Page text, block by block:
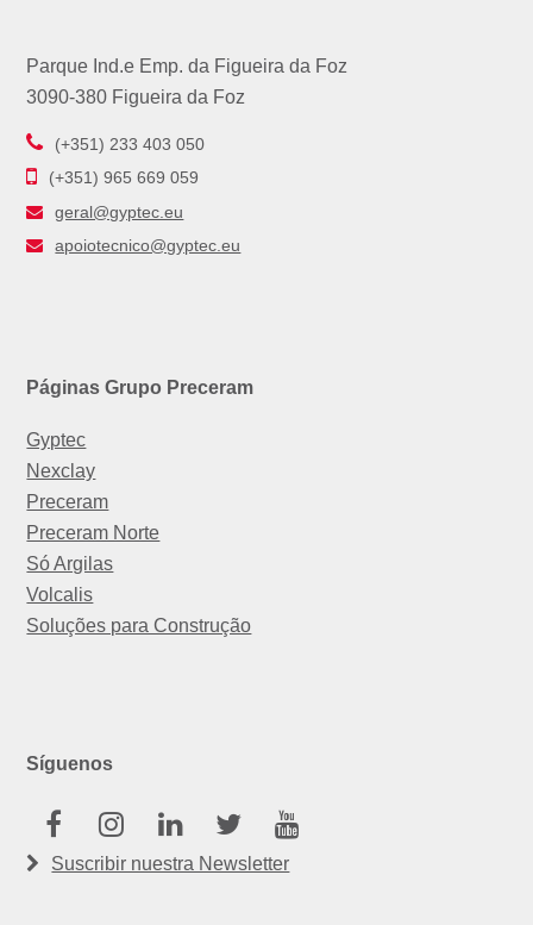
Parque Ind.e Emp. da Figueira da Foz
3090-380 Figueira da Foz
(+351) 233 403 050
(+351) 965 669 059
geral@gyptec.eu
apoiotecnico@gyptec.eu
Páginas Grupo Preceram
Gyptec
Nexclay
Preceram
Preceram Norte
Só Argilas
Volcalis
Soluções para Construção
Síguenos
FacebookInstagram
LinkedinTwitter
Suscribir nuestra Newsletter